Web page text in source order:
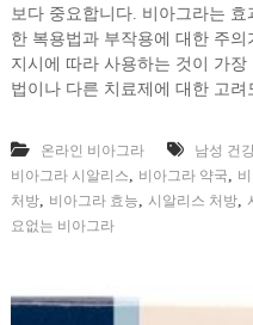
보다 중요합니다. 비아그라는
한 복용법과 부작용에 대한 주
지시에 따라 사용하는 것이 가
법이나 다른 치료제에 대한 고
온라인 비아그라 남성 건
비아그라 시알리스 비아그라 약국
처방, 비아그라 효능 시알리스 처방,
요없는 비아그라